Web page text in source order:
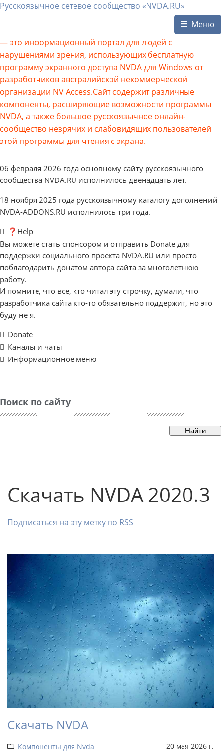
Русскоязычное сетевое сообщество «NVDA.RU»
Меню
— это информационный портал для людей с
нарушениями зрения, использующих бесплатную
программу экранного доступа NVDA для Windows от
разработчиков австралийской некоммерческой
организации NV Access.Сайт содержит различные
компоненты, расширяющие возможности программы
NVDA, а также большое русскоязычное онлайн-
сообщество незрячих и слабовидящих пользователей
этой программы для чтения с экрана.
06 февраля 2026 года основному сайту русскоязычного
сообщества NVDA.RU исполнилось двенадцать лет.
18 ноября 2025 года русскоязычному каталогу дополнений
NVDA-ADDONS.RU исполнилось три года.
❓Help
Вы можете стать спонсором и отправить Donate для
поддержки социального проекта NVDA.RU или просто
поблагодарить донатом автора сайта за многолетнюю
работу.
И помните, что все, кто читал эту строчку, думали, что
разработчика сайта кто-то обязательно поддержит, но это
буду не я.
Donate
Каналы и чаты
Информационное меню
Поиск по сайту
Найти
Скачать NVDA 2020.3
Подписаться на эту метку по RSS
Скачать NVDA
Компоненты для Nvda 20 мая 2026 г.